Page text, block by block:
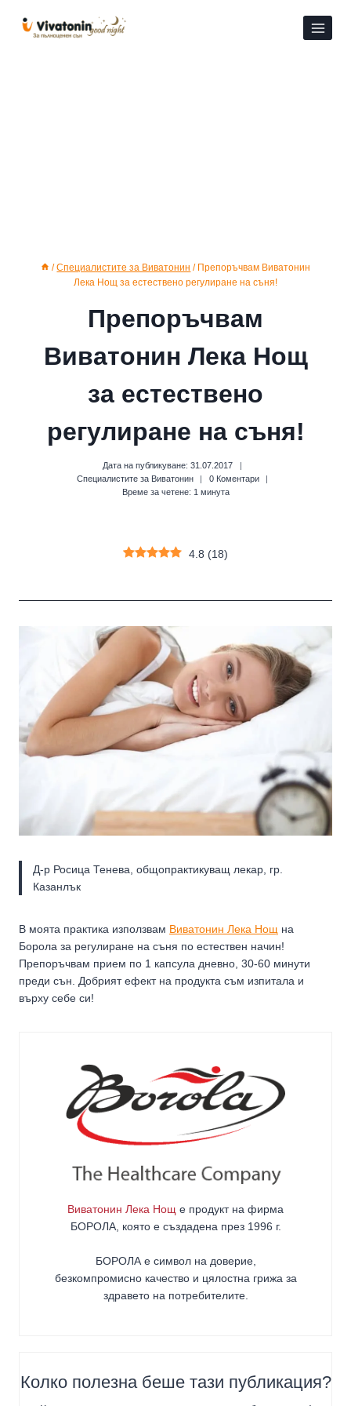
съдържанието
/ Специалистите за Виватонин / Препоръчвам Виватонин
Лека Нощ за естествено регулиране на съня!
Препоръчвам
Виватонин Лека Нощ
за естествено
регулиране на съня!
Дата на публикуване: 31.07.2017
Специалистите за Виватонин
0 Коментари
Време за четене: 1 минута
4.8 (18)
Д-р Росица Тенева, общопрактикуващ лекар, гр.
Казанлък
В моята практика използвам Виватонин Лека Нощ на
Борола за регулиране на съня по естествен начин!
Препоръчвам прием по 1 капсула дневно, 30-60 минути
преди сън. Добрият ефект на продукта съм изпитала и
върху себе си!
Виватонин Лека Нощ е продукт на фирма
БОРОЛА, която е създадена през 1996 г.
БОРОЛА е символ на доверие,
безкомпромисно качество и цялостна грижа за
здравето на потребителите.
Колко полезна беше тази публикация?